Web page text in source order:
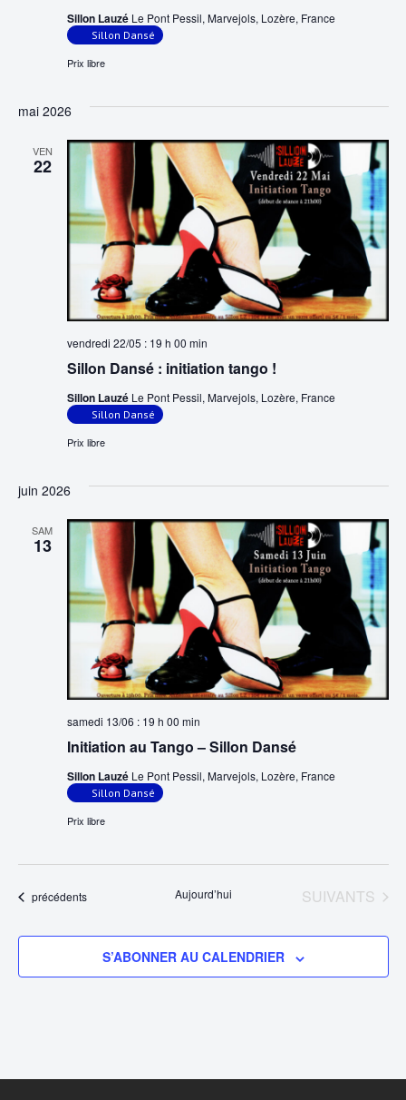
Sillon Lauzé Le Pont Pessil, Marvejols, Lozère, France
Sillon Dansé
Prix libre
mai 2026
VEN
22
Sillon Dansé : initiation tango !
vendredi 22/05 : 19 h 00 min
Sillon Lauzé Le Pont Pessil, Marvejols, Lozère, France
Sillon Dansé
Prix libre
juin 2026
SAM
13
Initiation au Tango – Sillon Dansé
samedi 13/06 : 19 h 00 min
Sillon Lauzé Le Pont Pessil, Marvejols, Lozère, France
Sillon Dansé
Prix libre
Évènements
précédents Aujourd’hui ÉVÈNEMENTS
SUIVANTS
S’ABONNER AU CALENDRIER